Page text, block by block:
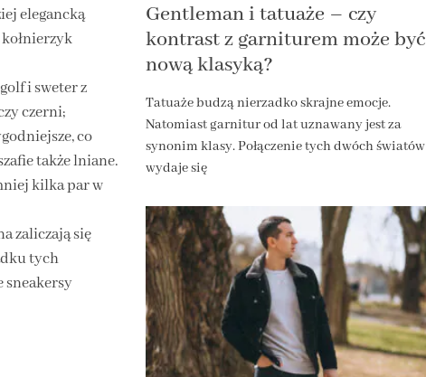
elegancką
i sweter z
czerni;
co
także lniane.
kilka par w
zaliczają się
tych
sneakersy
Gentleman i tatuaże – czy
kontrast z garniturem może być
nową klasyką?
Tatuaże budzą nierzadko skrajne emocje.
Natomiast garnitur od lat uznawany jest za
synonim klasy. Połączenie tych dwóch światów
wydaje się